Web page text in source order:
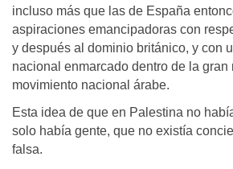
incluso más que las de España
aspiraciones emancipadoras con
y después al dominio británico, y con
nacional enmarcado dentro de la gran
movimiento nacional árabe.
Esta idea de que en Palestina no
solo había gente, que no existía
falsa.